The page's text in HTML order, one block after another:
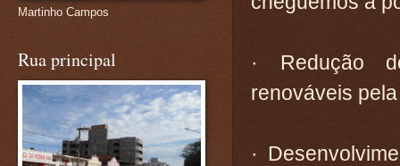
· Redução
renováveis
·
Martinho Campos
Rua principal